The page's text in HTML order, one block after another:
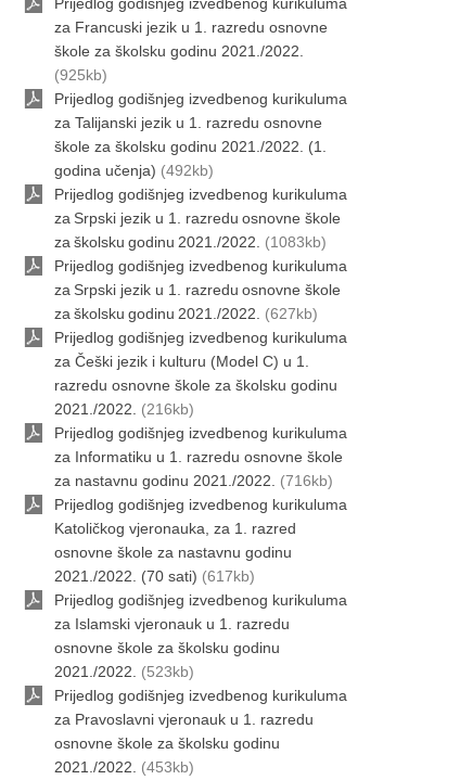
za Francuski jezik u 1. razredu osnovne
škole za školsku godinu 2021./2022.
(925kb)
Prijedlog godišnjeg izvedbenog kurikuluma
za Talijanski jezik u 1. razredu osnovne
škole za školsku godinu 2021./2022. (1.
godina učenja) (492kb)
Prijedlog godišnjeg izvedbenog kurikuluma
za Srpski jezik u 1. razredu osnovne škole
za školsku godinu 2021./2022.
(1083kb)
Prijedlog godišnjeg izvedbenog kurikuluma
za Srpski jezik u 1. razredu osnovne škole
za školsku godinu 2021./2022.
(627kb)
Prijedlog godišnjeg izvedbenog kurikuluma
za Češki jezik i kulturu (Model C) u 1.
razredu osnovne škole za školsku godinu
2021./2022.
(216kb)
Prijedlog godišnjeg izvedbenog kurikuluma
za Informatiku u 1. razredu osnovne škole
za nastavnu godinu 2021./2022.
(716kb)
Prijedlog godišnjeg izvedbenog kurikuluma
Katoličkog vjeronauka, za 1. razred
osnovne škole za nastavnu godinu
2021./2022. (70 sati) (617kb)
Prijedlog godišnjeg izvedbenog kurikuluma
za Islamski vjeronauk u 1. razredu
osnovne škole za školsku godinu
2021./2022.
(523kb)
Prijedlog godišnjeg izvedbenog kurikuluma
za Pravoslavni vjeronauk u 1. razredu
osnovne škole za školsku godinu
2021./2022.
(453kb)